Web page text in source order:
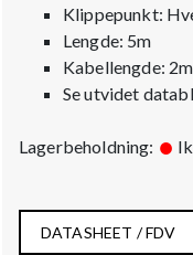
Klippepunkt:
Lengde: 5m
Kabellengde:
Se utvidet
Lagerbeholdning:
DATASHEET / FDV